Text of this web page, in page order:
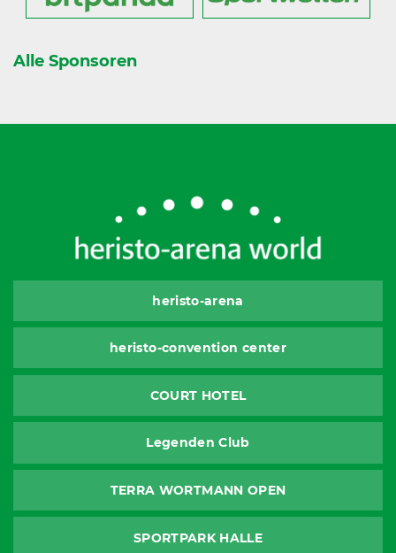
Alle Sponsoren
heristo-arena
heristo-convention center
COURT HOTEL
Legenden Club
TERRA WORTMANN OPEN
SPORTPARK HALLE